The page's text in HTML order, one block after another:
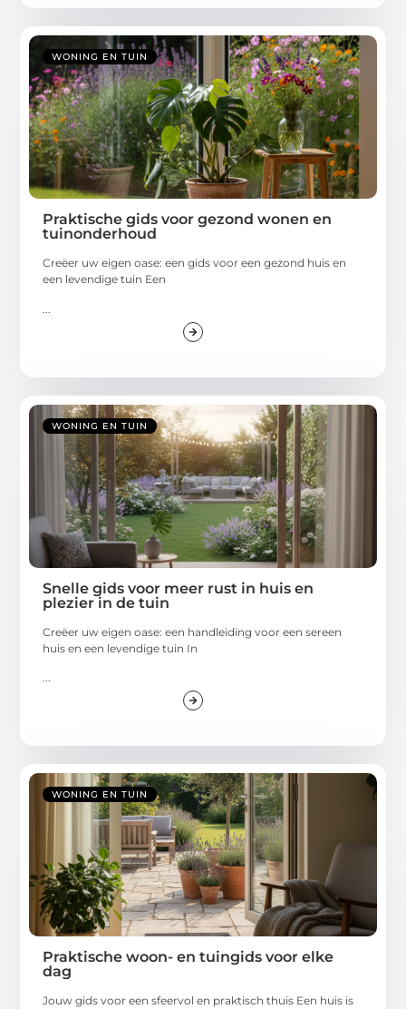
WONING EN TUIN
Praktische gids voor gezond wonen en
tuinonderhoud
Creëer uw eigen oase: een gids voor een gezond huis en
een levendige tuin Een
WONING EN TUIN
Snelle gids voor meer rust in huis en
plezier in de tuin
Creëer uw eigen oase: een handleiding voor een sereen
huis en een levendige tuin In
...
WONING EN TUIN
Praktische woon- en tuingids voor elke
dag
Jouw gids voor een sfeervol en praktisch thuis Een huis is